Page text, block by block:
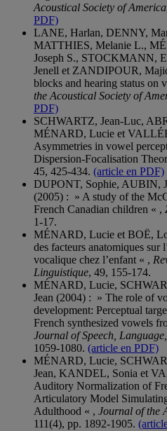
Acoustical Society of America
PDF)
LANE, Harlan, DENNY,
MATTHIES, Melanie L.,
Joseph S., STOCKMANN,
Jenell et ZANDIPOUR,
blocks and hearing status on
the Acoustical Society of
PDF)
SCHWARTZ, Jean-Luc,
MÉNARD, Lucie et
Asymmetries in vowel
Dispersion-Focalisation
45, 425-434. (article en PDF)
DUPONT, Sophie, AUBIN,
(2005) : » A study of the
French Canadian children « ,
1-17.
MÉNARD, Lucie et BOË,
des facteurs anatomiques sur
vocalique chez l’enfant « ,
Linguistique, 49, 155-174.
MÉNARD, Lucie,
Jean (2004) : » The role of
development: Perceptual
French synthesized vowels
Journal of Speech,
1059-1080. (article en PDF)
MÉNARD, Lucie,
Jean, KANDEL, Sonia et
Auditory Normalization of
Articulatory Model
Adulthood « , Journal of the
111(4), pp. 1892-1905.